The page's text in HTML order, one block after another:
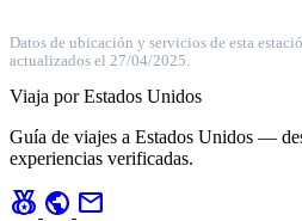
Datos de ubicación y servicios de esta
actualizados el 27/04/2025.
Viaja por Estados Unidos
Guía de viajes a Estados Unidos —
experiencias verificadas.
social_leaderboard public mail